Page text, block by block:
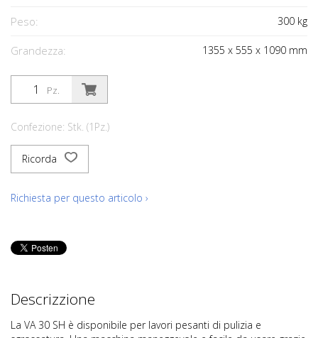
Peso: 300 kg
Grandezza: 1355 x 555 x 1090 mm
Pz.
Confezione: Stk. (1Pz.)
Ricorda
Richiesta per questo articolo ›
Descrizzione
La VA 30 SH è disponibile per lavori pesanti di pulizia e